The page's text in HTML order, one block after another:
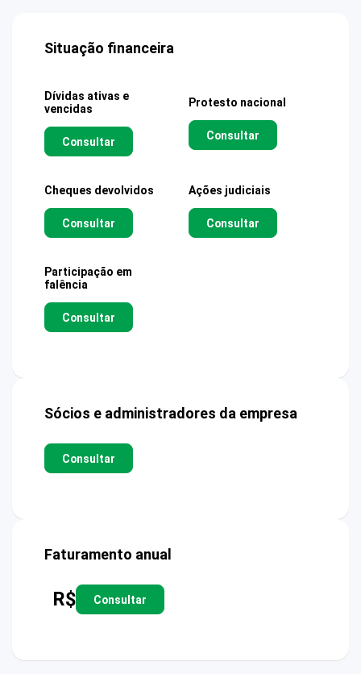
Situação financeira
Dívidas ativas e
vencidas
Consultar
Protesto nacional
Consultar
Cheques devolvidos
Consultar
Ações judiciais
Consultar
Participação em
falência
Consultar
Sócios e administradores da empresa
Consultar
Faturamento anual
R$ Consultar